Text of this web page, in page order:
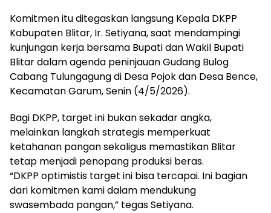
Komitmen itu ditegaskan langsung Kepala DKPP
Kabupaten Blitar, Ir. Setiyana, saat mendampingi
kunjungan kerja bersama Bupati dan Wakil Bupati
Blitar dalam agenda peninjauan Gudang Bulog
Cabang Tulungagung di Desa Pojok dan Desa Bence,
Kecamatan Garum, Senin (4/5/2026).
Bagi DKPP, target ini bukan sekadar angka,
melainkan langkah strategis memperkuat
ketahanan pangan sekaligus memastikan Blitar
tetap menjadi penopang produksi beras.
“DKPP optimistis target ini bisa tercapai. Ini bagian
dari komitmen kami dalam mendukung
swasembada pangan,” tegas Setiyana.